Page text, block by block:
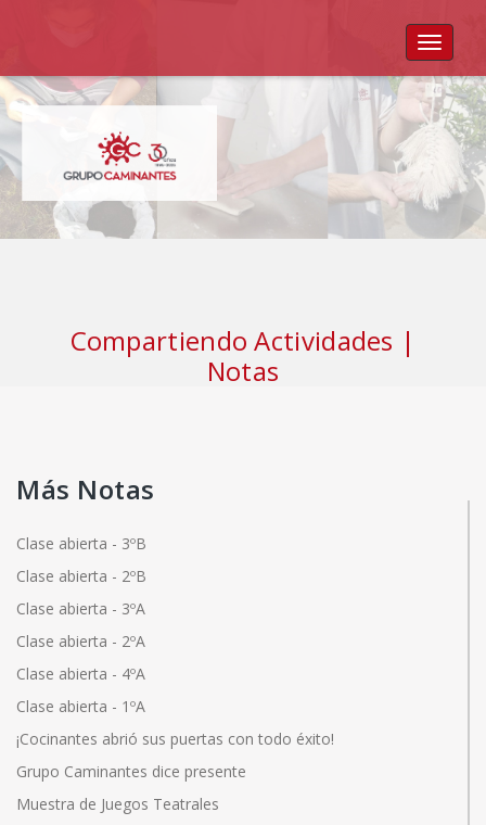
Toggle
Compartiendo Actividades |
Notas
Más Notas
Clase abierta - 3ºB
Clase abierta - 2ºB
Clase abierta - 3ºA
Clase abierta - 2ºA
Clase abierta - 4ºA
Clase abierta - 1ºA
¡Cocinantes abrió sus puertas con todo éxito!
Grupo Caminantes dice presente
Muestra de Juegos Teatrales